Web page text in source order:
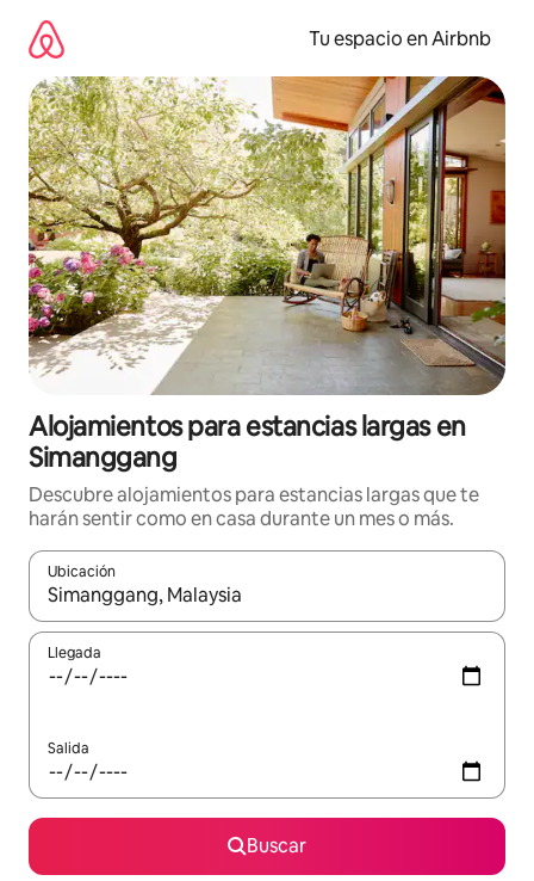
contenido
Tu espacio en Airbnb
Alojamientos para estancias largas en
Simanggang
Descubre alojamientos para estancias largas que te
harán sentir como en casa durante un mes o más.
Ubicación
Cuando los resultados estén disponibles, podrás navegar
Llegada
Salida
Buscar